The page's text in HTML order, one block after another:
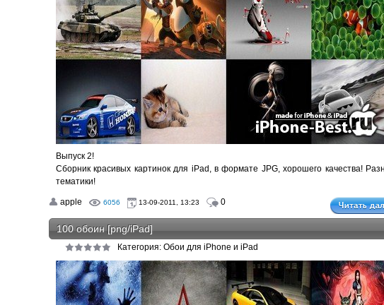
Выпуск 2!
Сборник красивых картинок для iPad, в формате JPG, хорошего качества!
тематики!
apple 6056 13-09-2011, 13:23 0
100 обоин [png/iPad]
Категория: Обои для iPhone и iPad